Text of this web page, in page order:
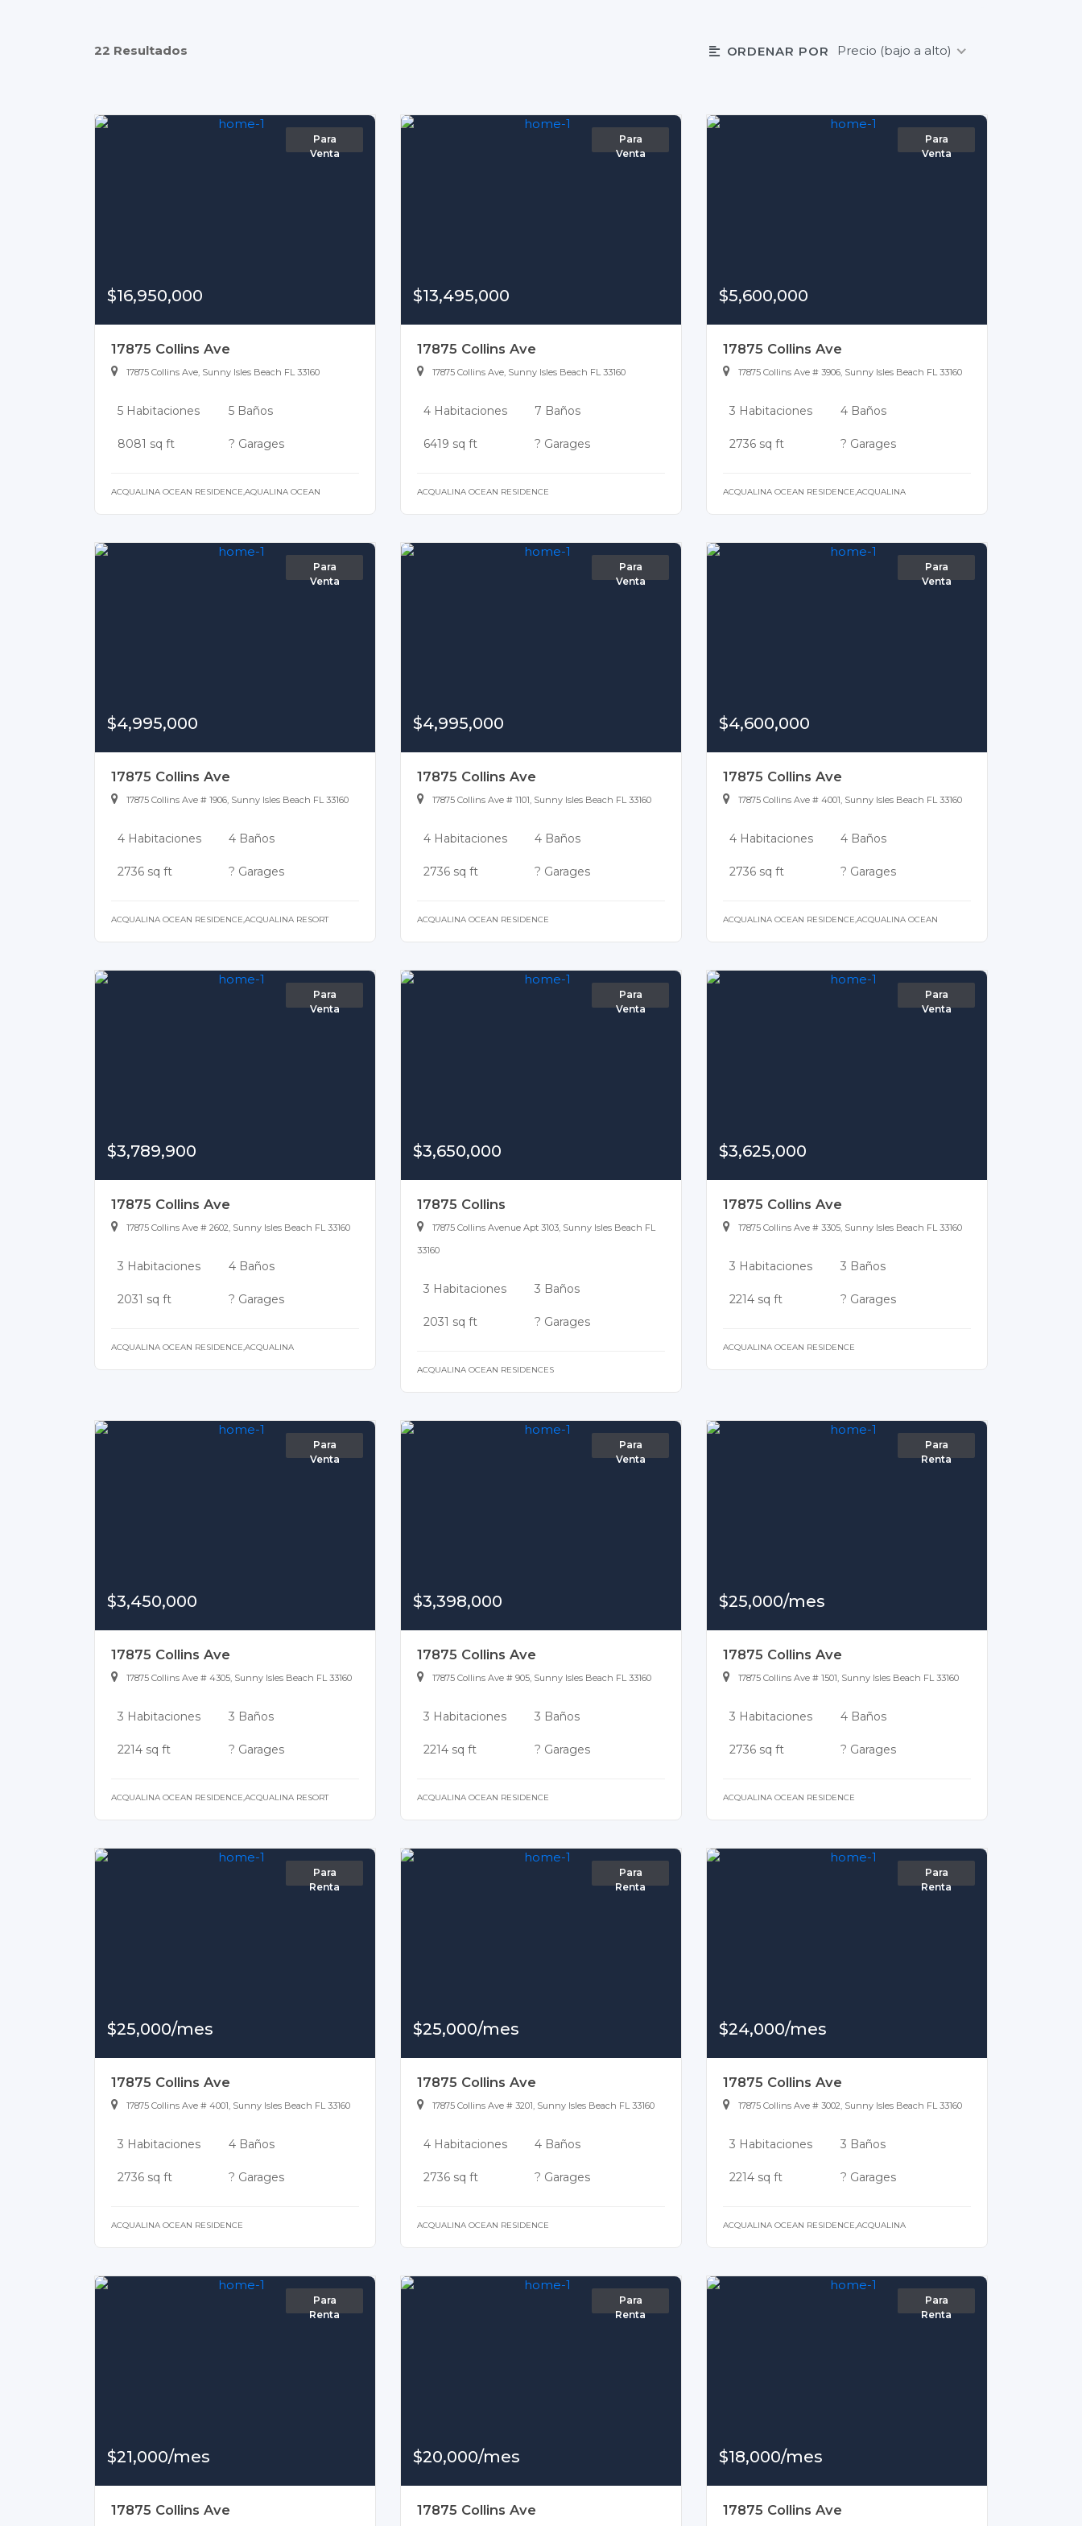
22 Resultados ORDENAR POR Precio (bajo a alto)
Para
Venta
$16,950,000
17875 Collins Ave
17875 Collins Ave, Sunny Isles Beach FL 33160
5 Habitaciones 5 Baños
8081 sq ft ? Garages
ACQUALINA OCEAN RESIDENCE,AQUALINA OCEAN
Para
Venta
$13,495,000
17875 Collins Ave
17875 Collins Ave, Sunny Isles Beach FL 33160
4 Habitaciones 7 Baños
6419 sq ft ? Garages
ACQUALINA OCEAN RESIDENCE
Para
Venta
$5,600,000
17875 Collins Ave
17875 Collins Ave # 3906, Sunny Isles Beach FL 33160
3 Habitaciones 4 Baños
2736 sq ft ? Garages
ACQUALINA OCEAN RESIDENCE,ACQUALINA
Para
Venta
$4,995,000
17875 Collins Ave
17875 Collins Ave # 1906, Sunny Isles Beach FL 33160
4 Habitaciones 4 Baños
2736 sq ft ? Garages
ACQUALINA OCEAN RESIDENCE,ACQUALINA RESORT
Para
Venta
$4,995,000
17875 Collins Ave
17875 Collins Ave # 1101, Sunny Isles Beach FL 33160
4 Habitaciones 4 Baños
2736 sq ft ? Garages
ACQUALINA OCEAN RESIDENCE
Para
Venta
$4,600,000
17875 Collins Ave
17875 Collins Ave # 4001, Sunny Isles Beach FL 33160
4 Habitaciones 4 Baños
2736 sq ft ? Garages
ACQUALINA OCEAN RESIDENCE,ACQUALINA OCEAN
Para
Venta
$3,789,900
17875 Collins Ave
17875 Collins Ave # 2602, Sunny Isles Beach FL 33160
3 Habitaciones 4 Baños
2031 sq ft ? Garages
ACQUALINA OCEAN RESIDENCE,ACQUALINA
Para
Venta
$3,650,000
17875 Collins
17875 Collins Avenue Apt 3103, Sunny Isles Beach FL
33160
3 Habitaciones 3 Baños
2031 sq ft ? Garages
ACQUALINA OCEAN RESIDENCES
Para
Venta
$3,625,000
17875 Collins Ave
17875 Collins Ave # 3305, Sunny Isles Beach FL 33160
3 Habitaciones 3 Baños
2214 sq ft ? Garages
ACQUALINA OCEAN RESIDENCE
Para
Venta
$3,450,000
17875 Collins Ave
17875 Collins Ave # 4305, Sunny Isles Beach FL 33160
3 Habitaciones 3 Baños
2214 sq ft ? Garages
ACQUALINA OCEAN RESIDENCE,ACQUALINA RESORT
Para
Venta
$3,398,000
17875 Collins Ave
17875 Collins Ave # 905, Sunny Isles Beach FL 33160
3 Habitaciones 3 Baños
2214 sq ft ? Garages
ACQUALINA OCEAN RESIDENCE
Para
Renta
$25,000/mes
17875 Collins Ave
17875 Collins Ave # 1501, Sunny Isles Beach FL 33160
3 Habitaciones 4 Baños
2736 sq ft ? Garages
ACQUALINA OCEAN RESIDENCE
Para
Renta
$25,000/mes
17875 Collins Ave
17875 Collins Ave # 4001, Sunny Isles Beach FL 33160
3 Habitaciones 4 Baños
2736 sq ft ? Garages
ACQUALINA OCEAN RESIDENCE
Para
Renta
$25,000/mes
17875 Collins Ave
17875 Collins Ave # 3201, Sunny Isles Beach FL 33160
4 Habitaciones 4 Baños
2736 sq ft ? Garages
ACQUALINA OCEAN RESIDENCE
Para
Renta
$24,000/mes
17875 Collins Ave
17875 Collins Ave # 3002, Sunny Isles Beach FL 33160
3 Habitaciones 3 Baños
2214 sq ft ? Garages
ACQUALINA OCEAN RESIDENCE,ACQUALINA
Para
Renta
$21,000/mes
17875 Collins Ave
Para
Renta
$20,000/mes
17875 Collins Ave
Para
Renta
$18,000/mes
17875 Collins Ave